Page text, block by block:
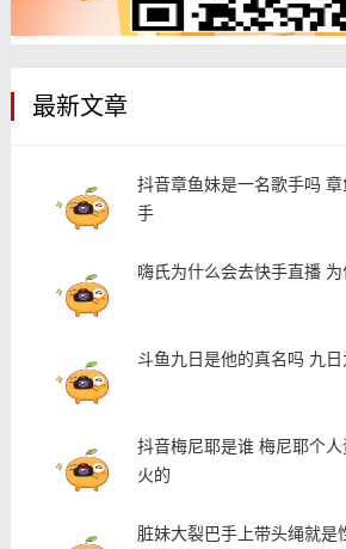
最新文章
抖音章鱼妹是一名歌手吗
手
嗨氏为什么会去快手直播
斗鱼九日是他的真名吗 九
抖音梅尼耶是谁 梅尼耶个
火的
脏妹大裂巴手上带头绳就是